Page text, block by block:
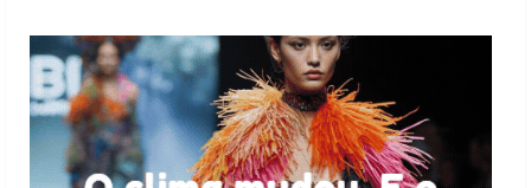
lança
inverno
com
referências
populares
do
mundo
fashion
5
Mercosul-UE prevê transição longa
para vestuário
3 de agosto de 2026